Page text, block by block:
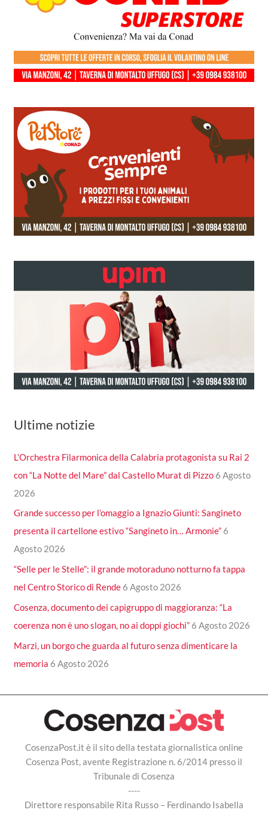
Ultime notizie
L’Orchestra Filarmonica della Calabria protagonista su Rai 2
con “La Notte del Mare” dal Castello Murat di Pizzo 6 Agosto
2026
Grande successo per l’omaggio a Ignazio Giunti: Sangineto
presenta il cartellone estivo “Sangineto in… Armonie” 6
Agosto 2026
“Selle per le Stelle”: il grande motoraduno notturno fa tappa
nel Centro Storico di Rende 6 Agosto 2026
Cosenza, documento dei capigruppo di maggioranza: “La
coerenza non è uno slogan, no ai doppi giochi” 6 Agosto 2026
Marzi, un borgo che guarda al futuro senza dimenticare la
memoria 6 Agosto 2026
CosenzaPost.it è il sito della testata giornalistica online
Cosenza Post, avente Registrazione n. 6/2014 presso il
Tribunale di Cosenza
----
Direttore responsabile Rita Russo – Ferdinando Isabella